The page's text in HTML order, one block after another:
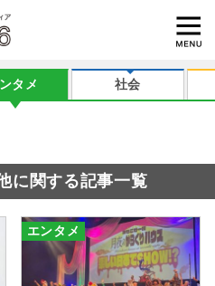
タメ 社会
に関する記事一覧
エンタメ